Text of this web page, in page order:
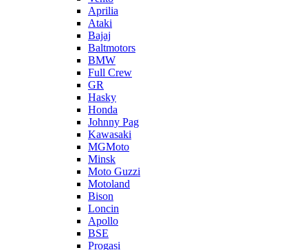
Aprilia
Ataki
Bajaj
Baltmotors
BMW
Full Crew
GR
Hasky
Honda
Johnny Pag
Kawasaki
MGMoto
Minsk
Moto Guzzi
Motoland
Bison
Loncin
Apollo
BSE
Progasi